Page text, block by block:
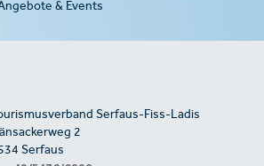
& Events
Serfaus-Fiss-Ladis
2
Serfaus